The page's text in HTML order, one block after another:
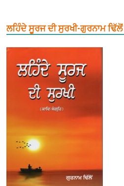
ਲਹਿੰਦੇ ਸੂਰਜ ਦੀ ਸੁਰਖੀ-ਗੁਰਨਾਮ ਢਿੱਲੋਂ